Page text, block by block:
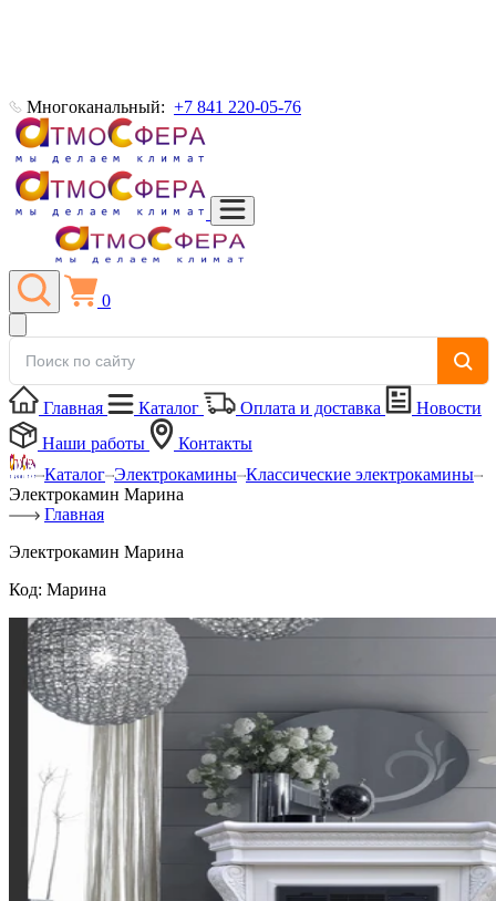
Многоканальный: +7 841 220-05-76
0
Главная Каталог Оплата и доставка
Новости
Наши работы
Контакты
Каталог Электрокамины Классические электрокамины
Электрокамин Марина
Главная
Электрокамин Марина
Код: Марина